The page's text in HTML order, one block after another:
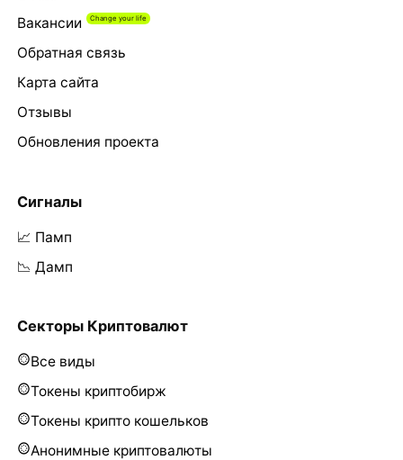
Вакансии
Обратная связь
Карта сайта
Отзывы
Обновления проекта
Сигналы
📈 Памп
📉 Дамп
Секторы Криптовалют
Все виды
Токены криптобирж
Токены крипто кошельков
Анонимные криптовалюты